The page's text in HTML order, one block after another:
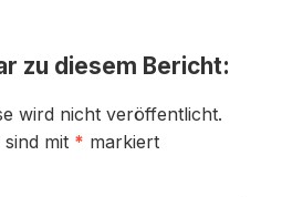
zu diesem Bericht:
wird nicht veröffentlicht.
mit * markiert